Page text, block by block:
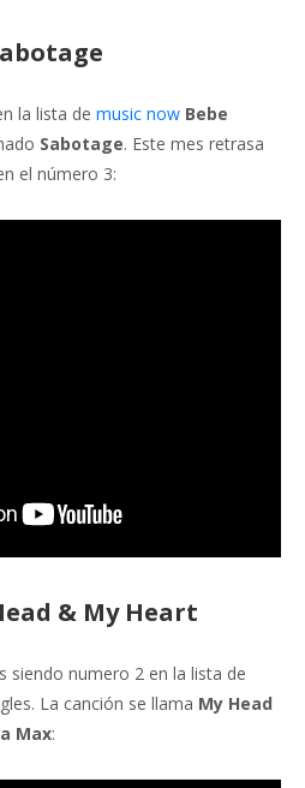
la lista de music now Bebe
Sabotage. Este mes retrasa
el número 3:
& My Heart
siendo numero 2 en la lista de
La canción se llama My Head
Max: